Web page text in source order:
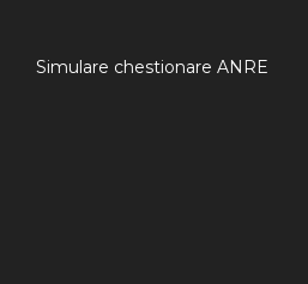
Simulare chestionare ANRE